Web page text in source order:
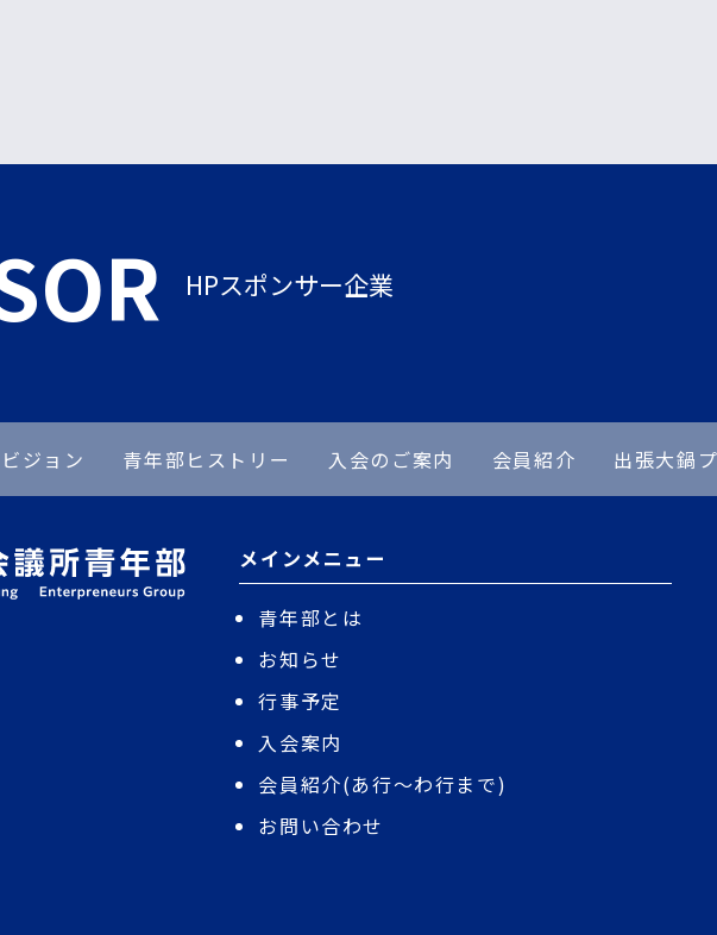
HPスポンサー企業
ジョン 青年部ヒストリー 入会のご案内 会員紹介 出張大鍋
メインメニュー
青年部とは
お知らせ
行事予定
入会案内
会員紹介(あ行〜わ行まで)
お問い合わせ